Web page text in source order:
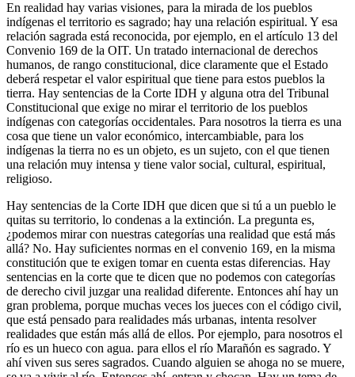
En realidad hay varias visiones, para la mirada de los pueblos
indígenas el territorio es sagrado; hay una relación espiritual. Y esa
relación sagrada está reconocida, por ejemplo, en el artículo 13 del
Convenio 169 de la OIT. Un tratado internacional de derechos
humanos, de rango constitucional, dice claramente que el Estado
deberá respetar el valor espiritual que tiene para estos pueblos la
tierra. Hay sentencias de la Corte IDH y alguna otra del Tribunal
Constitucional que exige no mirar el territorio de los pueblos
indígenas con categorías occidentales. Para nosotros la tierra es una
cosa que tiene un valor económico, intercambiable, para los
indígenas la tierra no es un objeto, es un sujeto, con el que tienen
una relación muy intensa y tiene valor social, cultural, espiritual,
religioso.
Hay sentencias de la Corte IDH que dicen que si tú a un pueblo le
quitas su territorio, lo condenas a la extinción. La pregunta es,
¿podemos mirar con nuestras categorías una realidad que está más
allá? No. Hay suficientes normas en el convenio 169, en la misma
constitución que te exigen tomar en cuenta estas diferencias. Hay
sentencias en la corte que te dicen que no podemos con categorías
de derecho civil juzgar una realidad diferente. Entonces ahí hay un
gran problema, porque muchas veces los jueces con el código civil,
que está pensado para realidades más urbanas, intenta resolver
realidades que están más allá de ellos. Por ejemplo, para nosotros el
río es un hueco con agua. para ellos el río Marañón es sagrado. Y
ahí viven sus seres sagrados. Cuando alguien se ahoga no se muere,